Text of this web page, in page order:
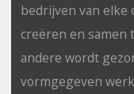
bedrijven van elke
creëren en samen
andere wordt
vormgegeven